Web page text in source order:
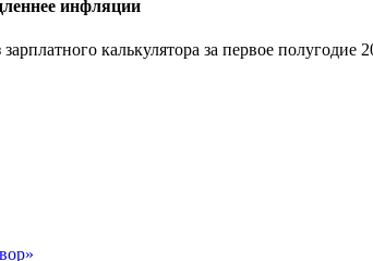
инфляции
калькулятора за первое полугодие